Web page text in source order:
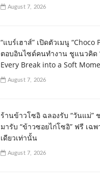
August 7, 2026
“แบร์เฮาส์” เปิดตัวเมนู “Choco
ตอบอินไซด์คนทำงาน ชูแนวคิด
Every Break into a Soft
August 7, 2026
ร้านข้าวโซอิ ฉลองรับ “วันแม่”
มารับ “ข้าวซอยไก่โซอิ” ฟรี เฉ
เดียวเท่านั้น
August 7, 2026